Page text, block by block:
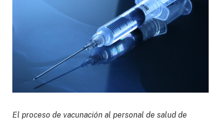
El proceso de vacunación al personal de salud de